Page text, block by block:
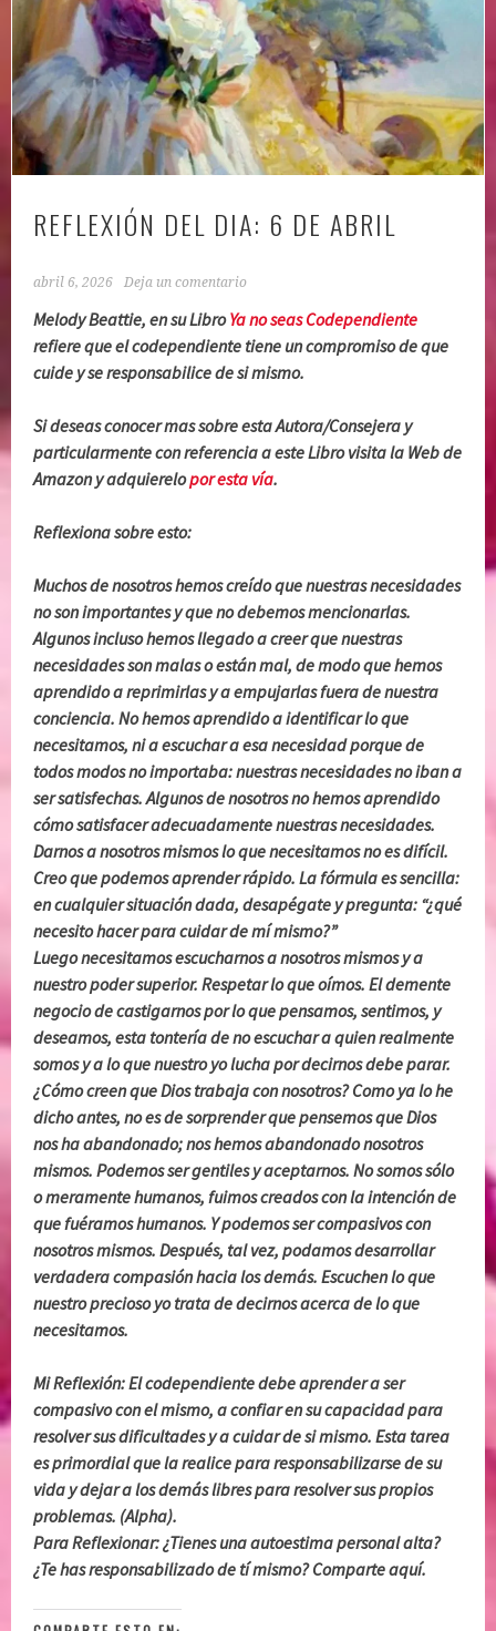
REFLEXIÓN DEL DIA: 6 DE ABRIL
abril 6, 2026 Deja un comentario
Melody Beattie, en su LibroYa no seas Codependiente
refiere que el codependiente tiene un compromiso de que
cuide y se responsabilice de si mismo.
Si deseas conocer mas sobre esta Autora/Consejera y
particularmente con referencia a este Libro visita la Web de
Amazon y adquierelopor esta vía.
Reflexiona sobre esto:
Muchos de nosotros hemos creído que nuestras necesidades
no son importantes y que no debemos mencionarlas.
Algunos incluso hemos llegado a creer que nuestras
necesidades son malas o están mal, de modo que hemos
aprendido a reprimirlas y a empujarlas fuera de nuestra
conciencia. No hemos aprendido a identificar lo que
necesitamos, ni a escuchar a esa necesidad porque de
todos modos no importaba: nuestras necesidades no iban a
ser satisfechas. Algunos de nosotros no hemos aprendido
cómo satisfacer adecuadamente nuestras necesidades.
Darnos a nosotros mismos lo que necesitamos no es difícil.
Creo que podemos aprender rápido. La fórmula es sencilla:
en cualquier situación dada, desapégate y pregunta: “¿qué
necesito hacer para cuidar de mí mismo?”
Luego necesitamos escucharnos a nosotros mismos y a
nuestro poder superior. Respetar lo que oímos. El demente
negocio de castigarnos por lo que pensamos, sentimos, y
deseamos, esta tontería de no escuchar a quien realmente
somos y a lo que nuestro yo lucha por decirnos debe parar.
¿Cómo creen que Dios trabaja con nosotros? Como ya lo he
dicho antes, no es de sorprender que pensemos que Dios
nos ha abandonado; nos hemos abandonado nosotros
mismos. Podemos ser gentiles y aceptarnos. No somos sólo
o meramente humanos, fuimos creados con la intención de
que fuéramos humanos. Y podemos ser compasivos con
nosotros mismos. Después, tal vez, podamos desarrollar
verdadera compasión hacia los demás. Escuchen lo que
nuestro precioso yo trata de decirnos acerca de lo que
necesitamos.
Mi Reflexión: El codependiente debe aprender a ser
compasivo con el mismo, a confiar en su capacidad para
resolver sus dificultades y a cuidar de si mismo. Esta tarea
es primordial que la realice para responsabilizarse de su
vida y dejar a los demás libres para resolver sus propios
problemas. (Alpha).
Para Reflexionar: ¿Tienes una autoestima personal alta?
¿Te has responsabilizado de tí mismo? Comparte aquí.